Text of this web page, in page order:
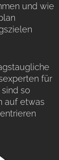
und wie
für
so
auf etwas